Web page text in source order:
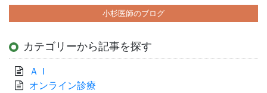
小杉医師のブログ
カテゴリーから記事を探す
ＡＩ
オンライン診療